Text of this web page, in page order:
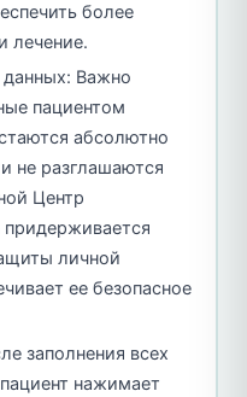
более
лечение.
данных: Важно
пациентом
абсолютно
не разглашаются
Центр
личной
ее безопасное
заполнения всех
нажимает